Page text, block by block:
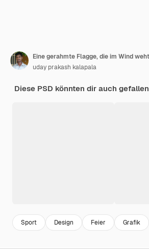
uday prakash kalapala
Diese PSD könnten dir auch gefallen
Sport Design Feier Grafik